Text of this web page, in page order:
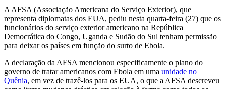
A AFSA (Associação Americana do Serviço Exterior), que
representa diplomatas dos EUA, pediu nesta quarta-feira (27) que os
funcionários do serviço exterior americano na República
Democrática do Congo, Uganda e Sudão do Sul tenham permissão
para deixar os países em função do surto de Ebola.
A declaração da AFSA mencionou especificamente o plano do
governo de tratar americanos com Ebola em uma unidade no
Quênia, em vez de trazê-los para os EUA, o que a AFSA descreveu